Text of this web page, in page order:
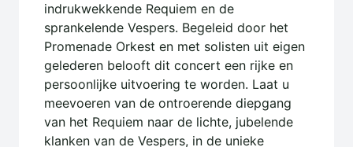
indrukwekkende Requiem en de
sprankelende Vespers. Begeleid door het
Promenade Orkest en met solisten uit eigen
gelederen belooft dit concert een rijke en
persoonlijke uitvoering te worden. Laat u
meevoeren van de ontroerende diepgang
van het Requiem naar de lichte, jubelende
klanken van de Vespers, in de unieke